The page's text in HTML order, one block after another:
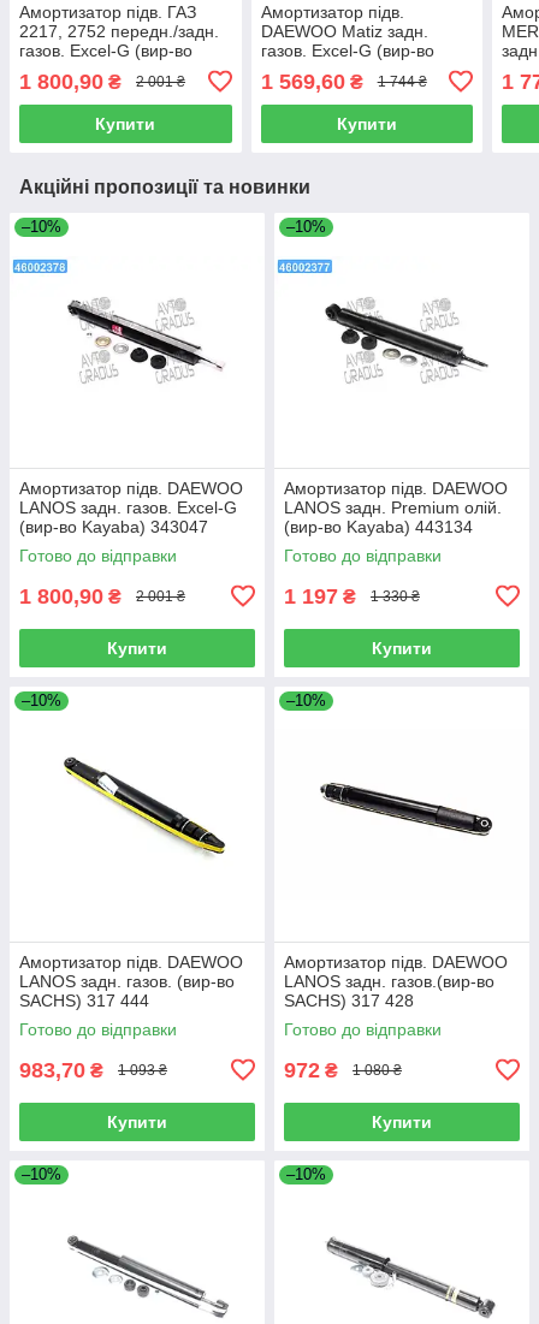
Амортизатор підв. ГАЗ
2217, 2752 передн./задн.
газов. Excel-G (вир-во
1 800,90 ₴ 2 001 ₴
Купити
Амортизатор підв.
DAEWOO Matiz задн.
газов. Excel-G (вир-во
1 569,60₴ 1 744 ₴
Купити
1
Акційні пропозиції та новинки
–10%
Амортизатор підв. DAEWOO
LANOS задн. газов. Excel-G
(вир-во Kayaba) 343047
Готово до відправки
1 800,90 ₴ 2 001 ₴
Купити
–10%
Амортизатор підв. DAEWOO
LANOS задн. Premium олій.
(вир-во Kayaba) 443134
Готово до відправки
1 197 ₴ 1 330 ₴
Купити
–10%
Амортизатор підв. DAEWOO
LANOS задн. газов. (вир-во
SACHS) 317 444
Готово до відправки
983,70 ₴ 1 093 ₴
Купити
–10%
Амортизатор підв. DAEWOO
LANOS задн. газов.(вир-во
SACHS) 317 428
Готово до відправки
972 ₴ 1 080 ₴
Купити
–10% –10%